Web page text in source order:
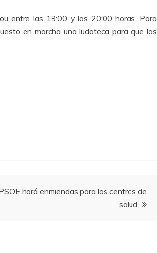
entre las 18:00 y las 20:00 horas. Para
en marcha una ludoteca para que los
hará enmiendas para los centros de
salud